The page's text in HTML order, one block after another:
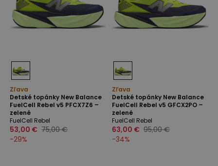
Zľava
Detské topánky New Balance
FuelCell Rebel v5 PFCX7Z6 –
zelené
FuelCell Rebel
53,00 € 75,00 €
-29%
Zľava
Detské topánky New Balance
FuelCell Rebel v5 GFCX2PO –
zelené
FuelCell Rebel
63,00 € 95,00 €
-34%